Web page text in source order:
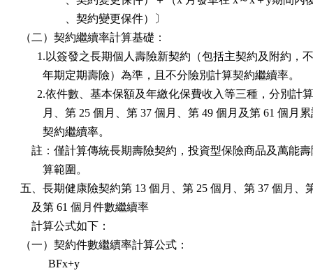
                、契約變更保件）〕
（二）契約繼續率計算基礎：
1.以簽發之長期個人壽險新契約（包括主契約及附約，
        年期定期壽險）為準，且不分險別計算契約繼續率。
2.依件數、基本保額及年繳化保費收入等三種，分別計
月、第 25 個月、第 37 個月、第 49 個月及第 61 個月
        契約繼續率。
註：僅計算傳統長期壽險契約，投資型保險商品及萬能
        算範圍。
五、長期健康險契約第 13 個月、第 25 個月、第 37 個月、
    及第 61 個月件數繼續率
    計算公式如下：
（一）契約件數繼續率計算公式：
          BFx+y